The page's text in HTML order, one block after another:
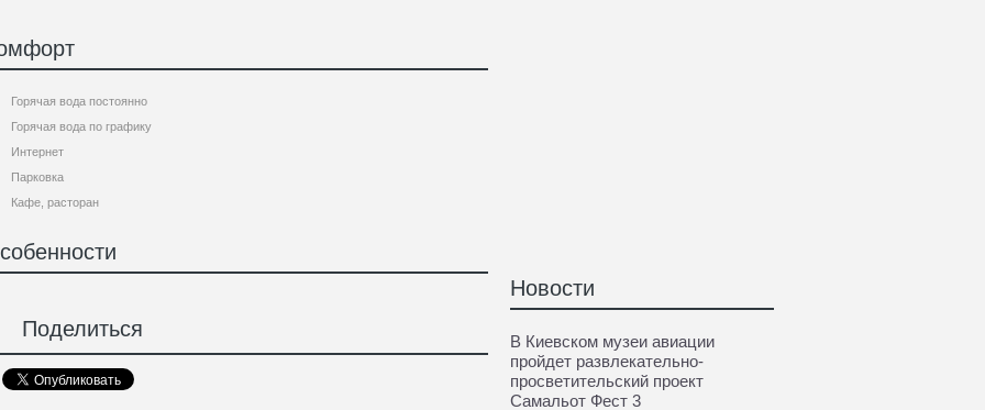
Горячая вода постоянно
Горячая вода по графику
Интернет
Парковка
Кафе, расторан
Поделиться
Новости
В Киевском музеи авиации
пройдет развлекательно-
просветительский проект
Самальот Фест 3